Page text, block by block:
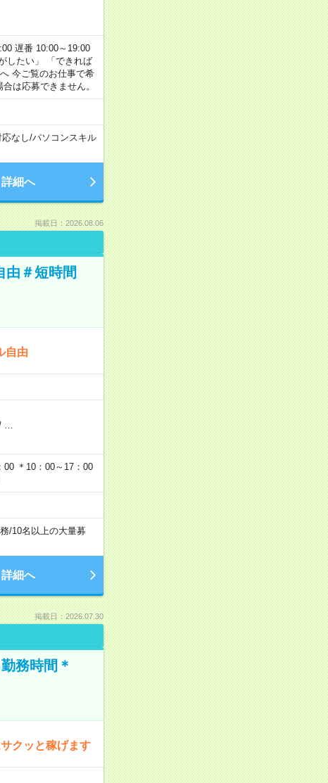
遅番 10:00～19:00
したい」 「できれば
今ご覧のお仕事で希
は応募できません。
なし/パソコンスキル
詳細へ
掲載日：2026.08.06
由＃短時間
自由
＊10：00～17：00
/10名以上の大量募
詳細へ
掲載日：2026.07.30
務時間＊
クッと稼げます